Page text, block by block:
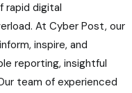
rapid digital
At Cyber Post, our
inspire, and
reporting, insightful
team of experienced